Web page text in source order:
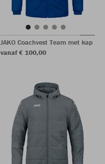
JAKO Coachvest Team met kap
vanaf € 100,00